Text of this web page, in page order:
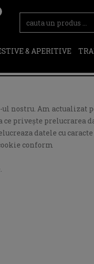
& APERITIVE
nostru. Am actualizat
privește prelucrarea
datele cu
conform